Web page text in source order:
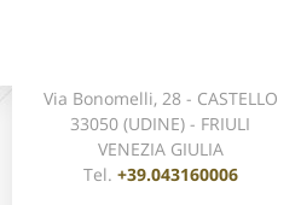
Via Bonomelli, 28 - CASTELLO
33050 (UDINE) - FRIULI
VENEZIA GIULIA
Tel. +39.043160006